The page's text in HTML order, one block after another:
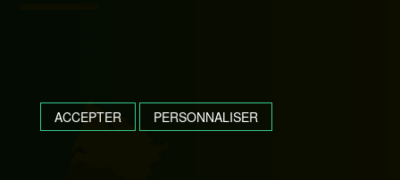
ACCEPTER PERSONNALISER